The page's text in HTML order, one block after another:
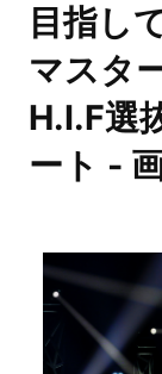
目指し
マスタ
H.I.F選
ート -